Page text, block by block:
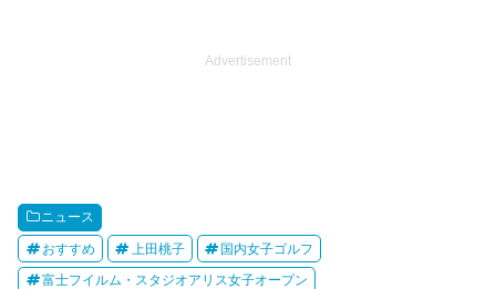
Advertisement
ニュース
おすすめ 上田桃子 国内女子ゴルフ
富士フイルム・スタジオアリス女子オープン